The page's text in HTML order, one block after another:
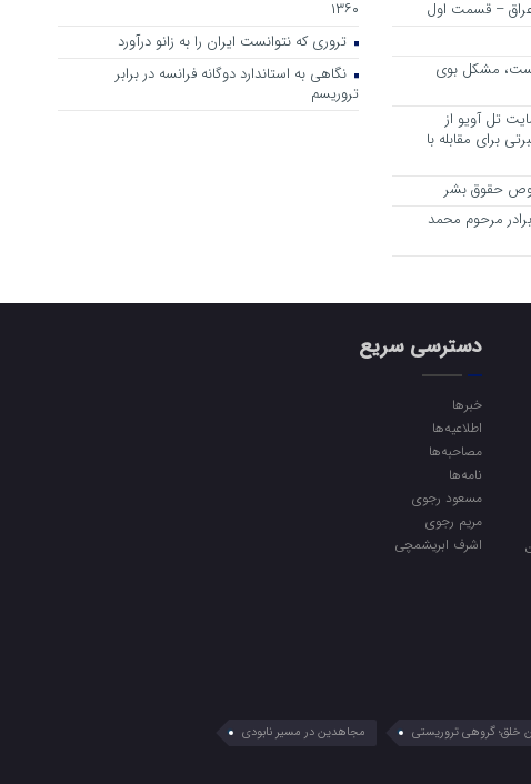
عراق – قسمت اول
مشکل بوی
تل آویو از
برای مقابله با
حقوق بشر
مرحوم محمد
۱۳۶۰
تروری که نتوانست ایران را به زانو درآورد
نگاهی به استاندارد دوگانه فرانسه در برابر
تروریسم
دسترسی سریع
خبرها
اطلاعیه‌ها
مصاحبه‌ها
نامه‌ها
مسعود رجوی
مریم رجوی
اشرف ابریشمچی
خلق؛ گروهی تروریستی
مجاهدین در مسیر نابودی